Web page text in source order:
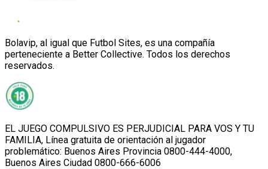
Bolavip, al igual que Futbol Sites, es una compañía
perteneciente a Better Collective. Todos los derechos
reservados.
EL JUEGO COMPULSIVO ES PERJUDICIAL PARA VOS Y TU
FAMILIA, Línea gratuita de orientación al jugador
problemático: Buenos Aires Provincia 0800-444-4000,
Buenos Aires Ciudad 0800-666-6006